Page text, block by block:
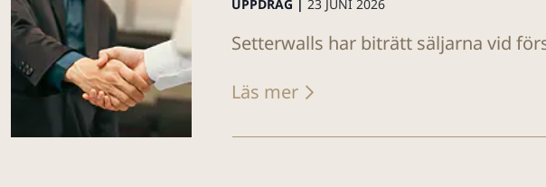
UPPDRAG | 23 JUNI 2026
Setterwalls har biträtt säljarna vid
Läs mer